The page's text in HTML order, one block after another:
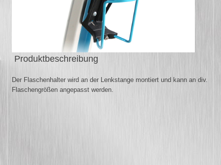
Produktbeschreibung
Der Flaschenhalter wird an der Lenkstange montiert und kann an div.
Flaschengrößen angepasst werden.